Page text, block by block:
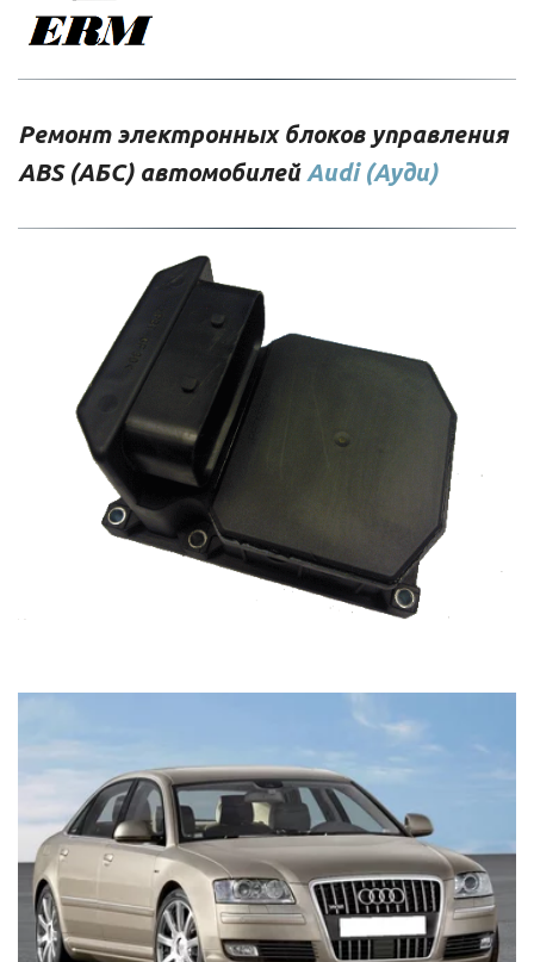
Ремонт электронных блоков управления
ABS (АБС) автомобилей Audi (Ауди)